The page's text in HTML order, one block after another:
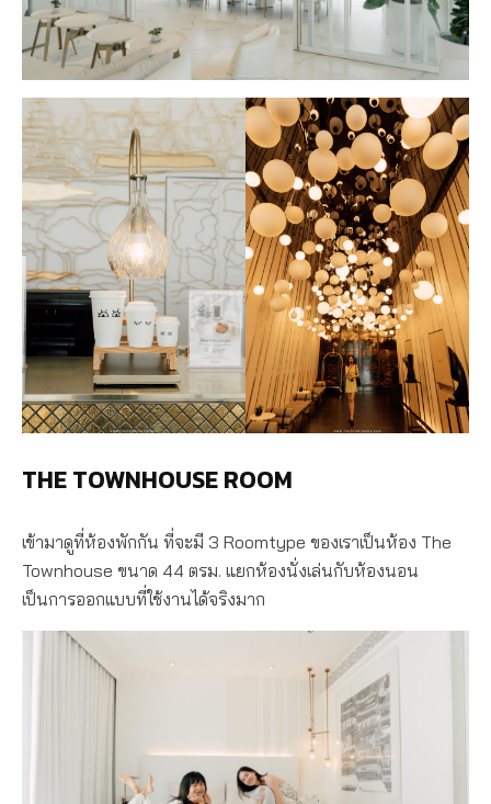
THE TOWNHOUSE ROOM
เข้ามาดูที่ห้องพักกัน ที่จะมี 3 Roomtype ของเราเป็นห้อง The
Townhouse ขนาด 44 ตรม. แยกห้องนั่งเล่นกับห้องนอน
เป็นการออกแบบที่ใช้งานได้จริงมาก